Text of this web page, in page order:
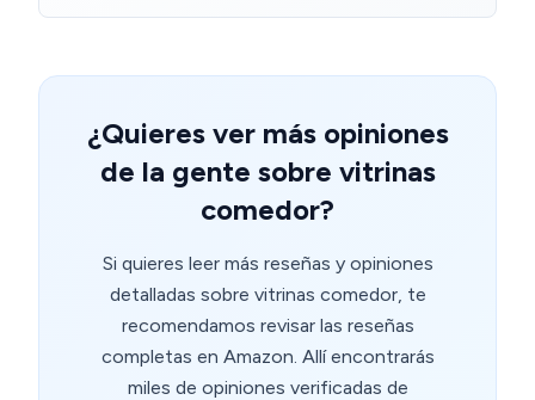
¿Quieres ver más opiniones
de la gente sobre vitrinas
comedor?
Si quieres leer más reseñas y opiniones
detalladas sobre vitrinas comedor, te
recomendamos revisar las reseñas
completas en Amazon. Allí encontrarás
miles de opiniones verificadas de